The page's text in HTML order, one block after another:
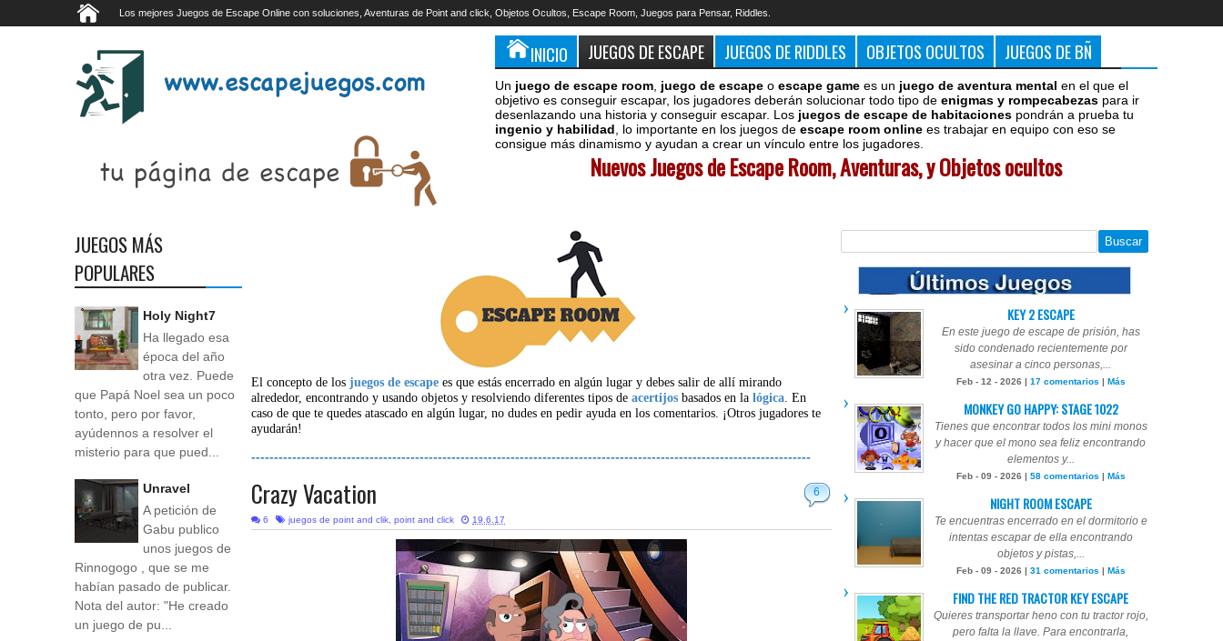
Los mejores Juegos de Escape Online con soluciones, Aventuras de Point and click, Objetos Ocultos, Escape Room, Juegos para Pensar, Riddles.
INICIO JUEGOS DE ESCAPE JUEGOS DE RIDDLES OBJETOS OCULTOS JUEGOS DE BÑ
Un juego de escape room juego de escape o escape game es un juego de aventura mental en el que el
objetivo es conseguir escapar, los jugadores deberán solucionar todo tipo de enigmas y rompecabezas para ir
desenlazando una historia y conseguir escapar. Los juegos de escape de habitaciones pondrán a prueba tu
ingenio y habilidad , lo importante en los juegos de escape room online es trabajar en equipo con eso se
consigue más dinamismo y ayudan a crear un vínculo entre los jugadores.
Nuevos Juegos de Escape Room, Aventuras, y Objetos ocultos
El concepto de losjuegos de escape es que estás encerrado en algún lugar y debes salir de allí mirando
alrededor, encontrando y usando objetos y resolviendo diferentes tipos deacertijos basados en lalógica. En
caso de que te quedes atascado en algún lugar, no dudes en pedir ayuda en los comentarios. ¡Otros jugadores te
ayudarán!
---------------------------------------------------------------------------------------------------------------------------
6
Crazy Vacation
6 juegos de point and clik point and click 19.6.17
JUEGOS MÁS
POPULARES
Holy Night7
Ha llegado esa
época del año
otra vez. Puede
que Papá Noel sea un poco
tonto, pero por favor,
ayúdennos a resolver el
misterio para que pued...
Unravel
A petición de
Gabu publico
unos juegos de
Rinnogogo , que se me
habían pasado de publicar.
Nota del autor: "He creado
un juego de pu...
KEY 2 ESCAPE
En este juego de escape de prisión, has
sido condenado recientemente por
asesinar a cinco personas,...
Feb - 12 - 2026 | 17 comentarios | Más
MONKEY GO HAPPY: STAGE 1022
Tienes que encontrar todos los mini monos
y hacer que el mono sea feliz encontrando
elementos y...
Feb - 09 - 2026 | 58 comentarios | Más
NIGHT ROOM ESCAPE
Te encuentras encerrado en el dormitorio e
intentas escapar de ella encontrando
objetos y pistas,...
Feb - 09 - 2026 | 31 comentarios | Más
FIND THE RED TRACTOR KEY ESCAPE
Quieres transportar heno con tu tractor rojo,
pero falta la llave. Para encontrarla,